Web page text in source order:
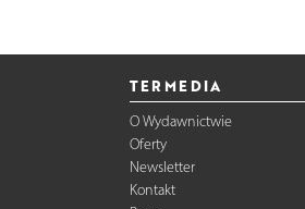
TERMEDIA
O Wydawnictwie
Oferty
Newsletter
Kontakt